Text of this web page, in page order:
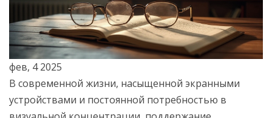
фев, 4 2025
В современной жизни, насыщенной экранными
устройствами и постоянной потребностью в